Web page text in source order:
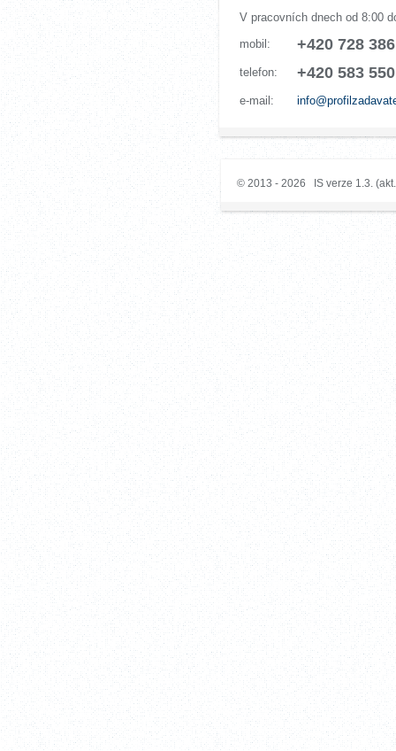
V pracovních dnech od 8:00
mobil:
+420 728
telefon: +420 583
e-mail:
© 2013 - 2026 IS verze 1.3.